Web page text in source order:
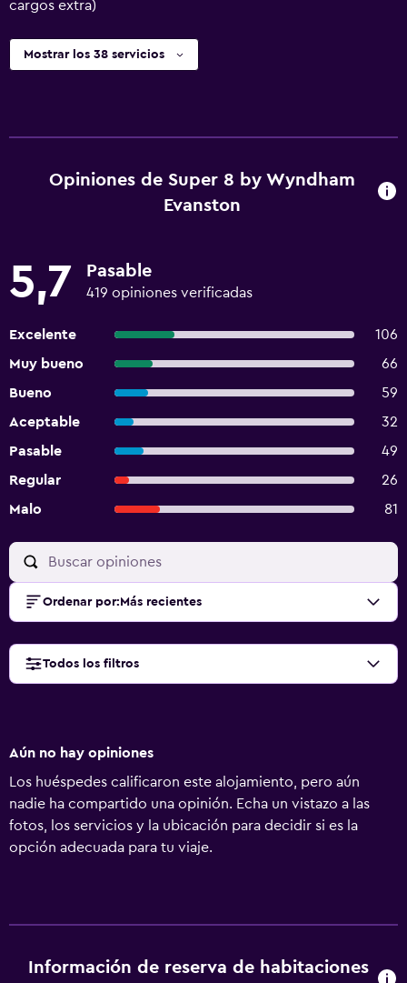
cargos extra)
Mostrar los 38 servicios
Opiniones de Super 8 by Wyndham
Evanston
5,7 Pasable
419 opiniones verificadas
Excelente
106
Muy bueno
66
Bueno
59
Aceptable
32
Pasable
49
Regular
26
Malo
81
Ordenar por: Más recientes
Todos los filtros
Aún no hay opiniones
Los huéspedes calificaron este alojamiento, pero aún
nadie ha compartido una opinión. Echa un vistazo a las
fotos, los servicios y la ubicación para decidir si es la
opción adecuada para tu viaje.
Información de reserva de habitaciones